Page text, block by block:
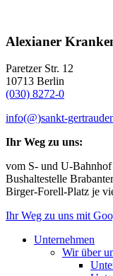
Alexianer
Paretzer Str. 12
10713 Berlin
(030) 8272-0
info(@)sankt-
Ihr Weg zu uns:
vom S- und U-
Bushaltestelle
Birger-Forell-Platz je
Ihr Weg zu uns mit
Unternehmen
Wir über